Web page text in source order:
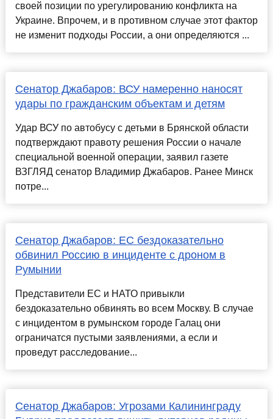
своей позиции по урегулированию конфликта на
Украине. Впрочем, и в противном случае этот фактор
не изменит подходы России, а они определяются ...
Сенатор Джабаров: ВСУ намеренно наносят
удары по гражданским объектам и детям
Удар ВСУ по автобусу с детьми в Брянской области
подтверждают правоту решения России о начале
специальной военной операции, заявил газете
ВЗГЛЯД сенатор Владимир Джабаров. Ранее Минск
потре...
Сенатор Джабаров: ЕС бездоказательно
обвинил Россию в инциденте с дроном в
Румынии
Представители ЕС и НАТО привыкли
бездоказательно обвинять во всем Москву. В случае
с инцидентом в румынском городе Галац они
ограничатся пустыми заявлениями, а если и
проведут расследование...
Сенатор Джабаров: Угрозами Калининграду